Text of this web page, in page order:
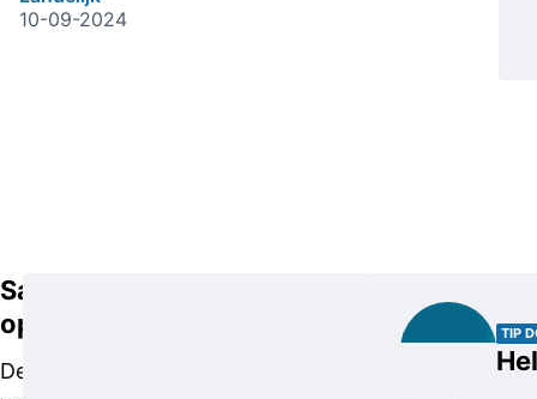
10-09-2024
Samen
opgetrokken
De 35-jarige
TIP